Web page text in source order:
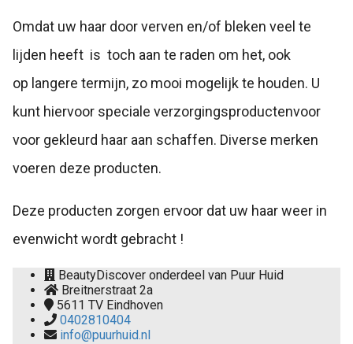
Omdat uw haar door verven en/of bleken veel te
lijden heeft is toch aan te raden om het, ook
op langere termijn, zo mooi mogelijk te houden. U
kunt hiervoor speciale verzorgingsproductenvoor
voor gekleurd haar aan schaffen. Diverse merken
voeren deze producten.
Deze producten zorgen ervoor dat uw haar weer in
evenwicht wordt gebracht !
BeautyDiscover onderdeel van Puur Huid
Breitnerstraat 2a
5611 TV Eindhoven
0402810404
info@puurhuid.nl